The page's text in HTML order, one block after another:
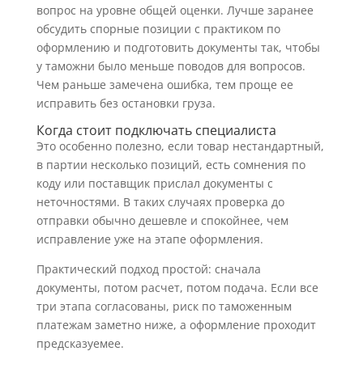
вопрос на уровне общей оценки. Лучше заранее
обсудить спорные позиции с практиком по
оформлению и подготовить документы так, чтобы
у таможни было меньше поводов для вопросов.
Чем раньше замечена ошибка, тем проще ее
исправить без остановки груза.
Когда стоит подключать специалиста
Это особенно полезно, если товар нестандартный,
в партии несколько позиций, есть сомнения по
коду или поставщик прислал документы с
неточностями. В таких случаях проверка до
отправки обычно дешевле и спокойнее, чем
исправление уже на этапе оформления.
Практический подход простой: сначала
документы, потом расчет, потом подача. Если все
три этапа согласованы, риск по таможенным
платежам заметно ниже, а оформление проходит
предсказуемее.